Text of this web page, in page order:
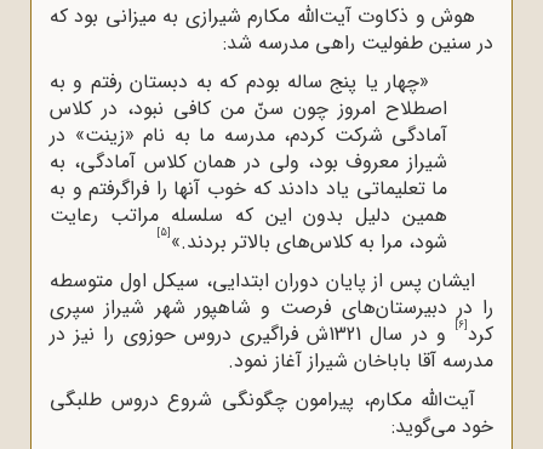
هوش و ذکاوت آیت‌الله‌ مکارم شیرازی به میزانی بود که
در سنین طفولیت راهی مدرسه شد:
«چهار یا پنج ساله بودم که به دبستان رفتم و به
اصطلاح ‌امروز چون سنّ من کافى نبود، در کلاس
آمادگى شرکت کردم، مدرسه ما به نام «زینت» در
شیراز معروف بود، ولى در همان کلاس آمادگى، به
ما تعلیماتى یاد دادند که خوب آنها را فراگرفتم و به
همین دلیل بدون این که سلسله مراتب رعایت
شود، مرا به کلاس‌هاى بالاتر بردند.»[5]
ایشان پس از پایان دوران ابتدایی، سیکل اول متوسطه
را در دبیرستان‌های فرصت و شاهپور شهر شیراز سپری
کرد[6]
و در سال 1321ش فراگیری دروس حوزوی را نیز در
مدرسه آقا باباخان شیراز آغاز نمود.
آیت‌الله‌ مکارم، پیرامون چگونگی شروع دروس طلبگی
خود می‌گوید: